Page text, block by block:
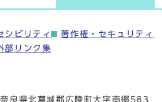
シビリティ
著作権・セキュリティ
部リンク集
良県北葛城郡広陵町大字南郷583